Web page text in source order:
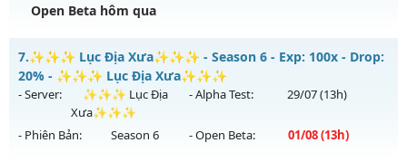
Kiểu reset: Reset In Game
Antihack: UKG
Open Beta hôm qua
MUDREAM.NET - Hard Server • Không VIP • Không mốc
Mu mới ra tháng 08 2026 - Mở máy chủ
Landvào 19h ngày 08/08/2626
Exp: 1x - Drop: 3%
7.✨✨✨ Lục Địa Xưa✨✨✨ - Season 6 - Exp: 100x - Drop:
20% - ✨✨✨ Lục Địa Xưa✨✨✨
- Server:
✨✨✨ Lục Địa
Xưa✨✨✨
- Alpha Test: 29/07(13h)
- Phiên Bản: Season 6 - Open Beta: 01/08(13h)